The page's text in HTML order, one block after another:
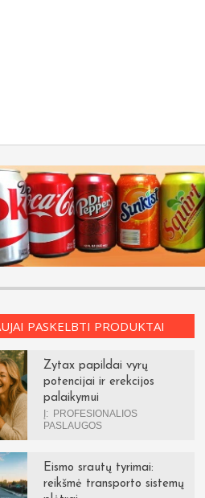
PASKELBTI PRODUKTAI
Zytax papildai vyrų
potencijai ir erekcijos
palaikymui
Į:
PROFESIONALIOS
PASLAUGOS
Eismo srautų tyrimai:
reikšmė transporto sistemų